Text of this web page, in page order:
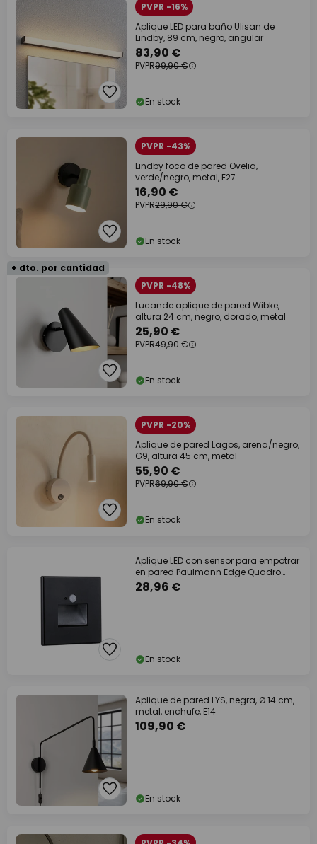
PVPR -16%
Aplique LED para baño Ulisan de
Lindby, 89 cm, negro, angular
83,90 €
PVPR99,90 €
En stock
PVPR -43%
Lindby foco de pared Ovelia,
verde/negro, metal, E27
16,90 €
PVPR29,90 €
En stock
+ dto. por cantidad
PVPR -48%
Lucande aplique de pared Wibke,
altura 24 cm, negro, dorado, metal
25,90 €
PVPR49,90 €
En stock
PVPR -20%
Aplique de pared Lagos, arena/negro,
G9, altura 45 cm, metal
55,90 €
PVPR69,90 €
En stock
Aplique LED con sensor para empotrar
en pared Paulmann Edge Quadro
negro 8 cm
28,96 €
En stock
Aplique de pared LYS, negra, Ø 14 cm,
metal, enchufe, E14
109,90 €
En stock